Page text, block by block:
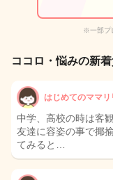
※一部プ
ココロ・悩みの新着
はじめてのママリ
中学、高校の時は客
友達に容姿の事で揶
てみると…